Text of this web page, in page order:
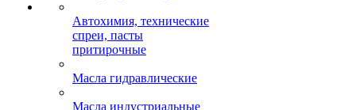
Автохимия, технические
спреи, пасты
притирочные
Масла гидравлические
Масла индустриальные